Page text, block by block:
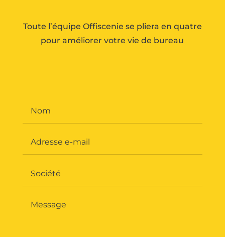
Toute l’équipe Offiscenie se pliera en quatre
pour améliorer votre vie de bureau